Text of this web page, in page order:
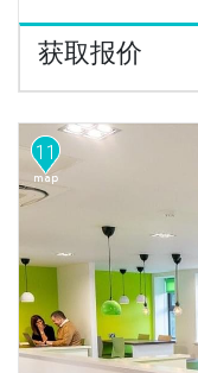
获取报价
11